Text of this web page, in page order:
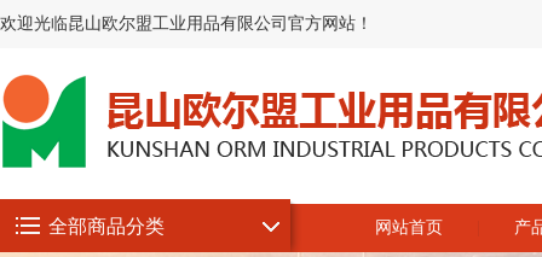
欢迎光临昆山欧尔盟工业用品有限公司官方网站！
全部商品分类 网站首页 产